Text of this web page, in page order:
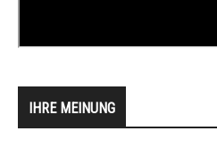
IHRE MEINUNG